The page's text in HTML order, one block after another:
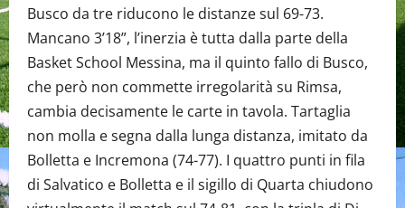
Busco da tre riducono le distanze sul 69-73.
Mancano 3’18”, l’inerzia è tutta dalla parte della
Basket School Messina, ma il quinto fallo di Busco,
che però non commette irregolarità su Rimsa,
cambia decisamente le carte in tavola. Tartaglia
non molla e segna dalla lunga distanza, imitato da
Bolletta e Incremona (74-77). I quattro punti in fila
di Salvatico e Bolletta e il sigillo di Quarta chiudono